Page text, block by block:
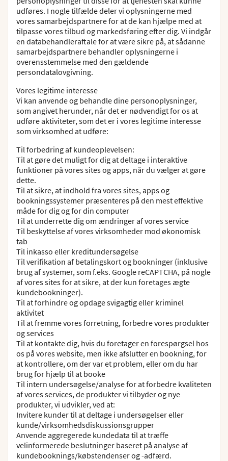
udføres. I nogle tilfælde deler vi oplysningerne med
vores samarbejdspartnere for at de kan hjælpe med at
tilpasse vores tilbud og markedsføring efter dig. Vi indgår
en databehandleraftale for at være sikre på, at sådanne
samarbejdspartnere behandler oplysningerne i
overensstemmelse med den gældende
persondatalovgivning.
Vores legitime interesse
Vi kan anvende og behandle dine personoplysninger,
som angivet herunder, når det er nødvendigt for os at
udføre aktiviteter, som det er i vores legitime interesse
som virksomhed at udføre:
Til forbedring af kundeoplevelsen:
Til at gøre det muligt for dig at deltage i interaktive
funktioner på vores sites og apps, når du vælger at gøre
dette.
Til at sikre, at indhold fra vores sites, apps og
bookningssystemer præsenteres på den mest effektive
måde for dig og for din computer
Til at underrette dig om ændringer af vores service
Til beskyttelse af vores virksomheder mod økonomisk
tab
Til inkasso eller kreditundersøgelse
Til verifikation af betalingskort og bookninger (inklusive
brug af systemer, som f.eks. Google reCAPTCHA, på nogle
af vores sites for at sikre, at der kun foretages ægte
kundebookninger).
Til at forhindre og opdage svigagtig eller kriminel
aktivitet
Til at fremme vores forretning, forbedre vores produkter
og services
Til at kontakte dig, hvis du foretager en forespørgsel hos
os på vores website, men ikke afslutter en bookning, for
at kontrollere, om der var et problem, eller om du har
brug for hjælp til at booke
Til intern undersøgelse/analyse for at forbedre kvaliteten
af vores services, de produkter vi tilbyder og nye
produkter, vi udvikler, ved at:
Invitere kunder til at deltage i undersøgelser eller
kunde/virksomhedsdiskussionsgrupper
Anvende aggregerede kundedata til at træffe
velinformerede beslutninger baseret på analyse af
kundebooknings/købstendenser og -adfærd.